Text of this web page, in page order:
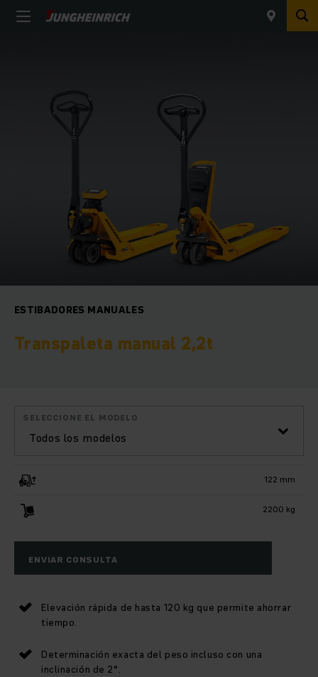
ESTIBADORES MANUALES
Transpaleta manual 2,2t
Todos los modelos
SELECCIONE EL MODELO
122 mm
2200 kg
ENVIAR CONSULTA
Elevación rápida de hasta 120 kg que permite ahorrar
tiempo.
Determinación exacta del peso incluso con una
inclinación de 2°.